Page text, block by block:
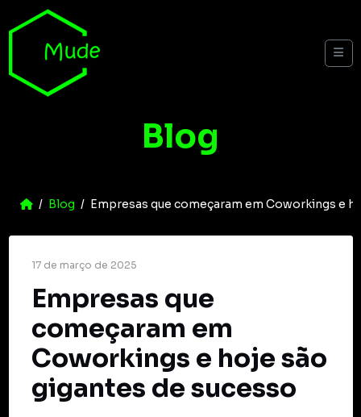
Skip to content
Blog
Home
Blog Empresas que começaram em Coworkings e
17 de março de 2025
Empresas que
começaram em
Coworkings e hoje são
gigantes de sucesso